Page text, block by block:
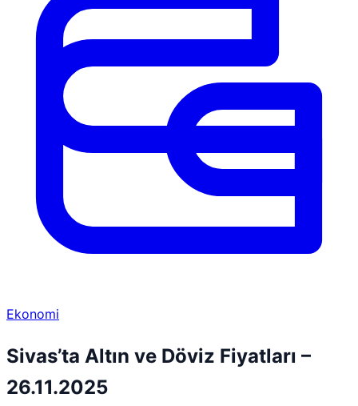
Ekonomi
Sivas’ta Altın ve Döviz Fiyatları –
26.11.2025